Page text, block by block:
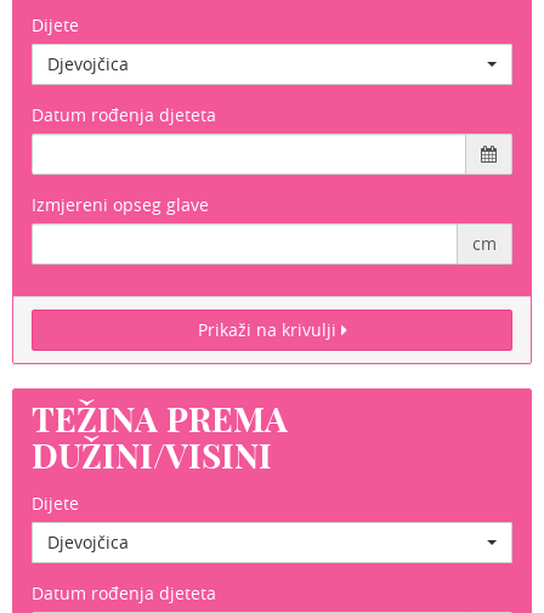
Dijete
Djevojčica
Datum rođenja djeteta
Izmjereni opseg glave
cm
Prikaži na krivulji
TEŽINA PREMA
DUŽINI/VISINI
Dijete
Djevojčica
Datum rođenja djeteta